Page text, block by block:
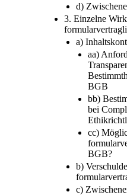
d)
3. Einzelne
a)
aa)
BGB
bb)
bei
cc)
BGB?
b)
c)